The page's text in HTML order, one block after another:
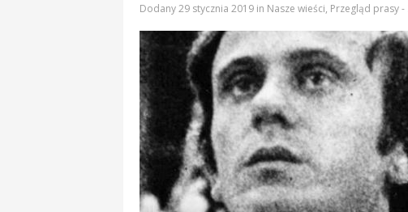
Dodany29 stycznia 2019 in Nasze wieści, Przegląd prasy -